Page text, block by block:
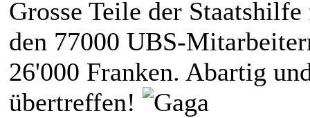
Grosse Teile der
den 77000 UBS-
26'000 Franken. Abartig
übertreffen!